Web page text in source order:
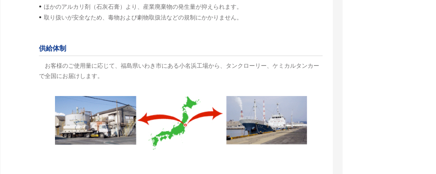
ほかのアルカリ剤（石灰石膏）より、産業廃棄物の発生量が抑えられます。
取り扱いが安全なため、毒物および劇物取扱法などの規制にかかりません。
供給体制
お客様のご使用量に応じて、福島県いわき市にある小名浜工場から、タンクローリー、ケミカルタンカー
で全国にお届けします。